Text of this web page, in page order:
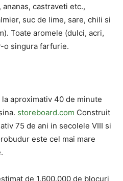
castraveti etc.,
suc de lime, sare, chili si
Toate aromele (dulci, acri,
o singura farfurie.
aproximativ 40 de minute
storeboard.com Construit
75 de ani in secolele VIII si
este cel mai mare
de 1.600.000 de blocuri